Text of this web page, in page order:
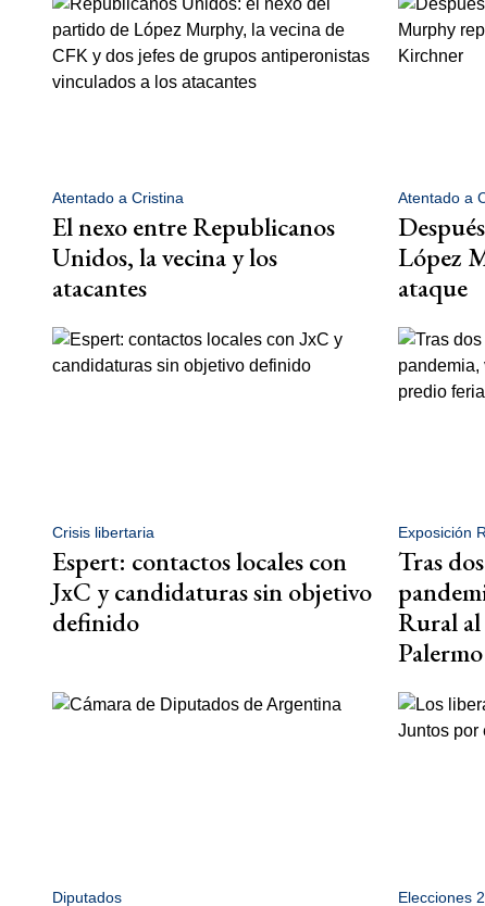
Atentado a Cristina
El nexo entre Republicanos
Unidos, la vecina y los
atacantes
Atentado a
López
ataque
Crisis libertaria
Espert: contactos locales con
JxC y candidaturas sin objetivo
definido
Exposición
Tras
Rural
Palermo
Diputados Elecciones